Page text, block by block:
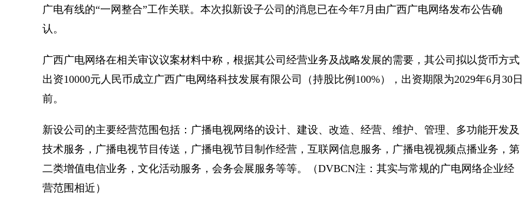
广电有线的“一网整合”工作关联。本次拟新设子公司的消息已在今年7月由广西广电网络发布公告确
认。
广西广电网络在相关审议议案材料中称，根据其公司经营业务及战略发展的需要，其公司拟以货币方式
出资10000元人民币成立广西广电网络科技发展有限公司（持股比例100%），出资期限为2029年6月30日
前。
新设公司的主要经营范围包括：广播电视网络的设计、建设、改造、经营、维护、管理、多功能开发及
技术服务，广播电视节目传送，广播电视节目制作经营，互联网信息服务，广播电视视频点播业务，第
二类增值电信业务，文化活动服务，会务会展服务等等。（DVBCN注：其实与常规的广电网络企业经
营范围相近）